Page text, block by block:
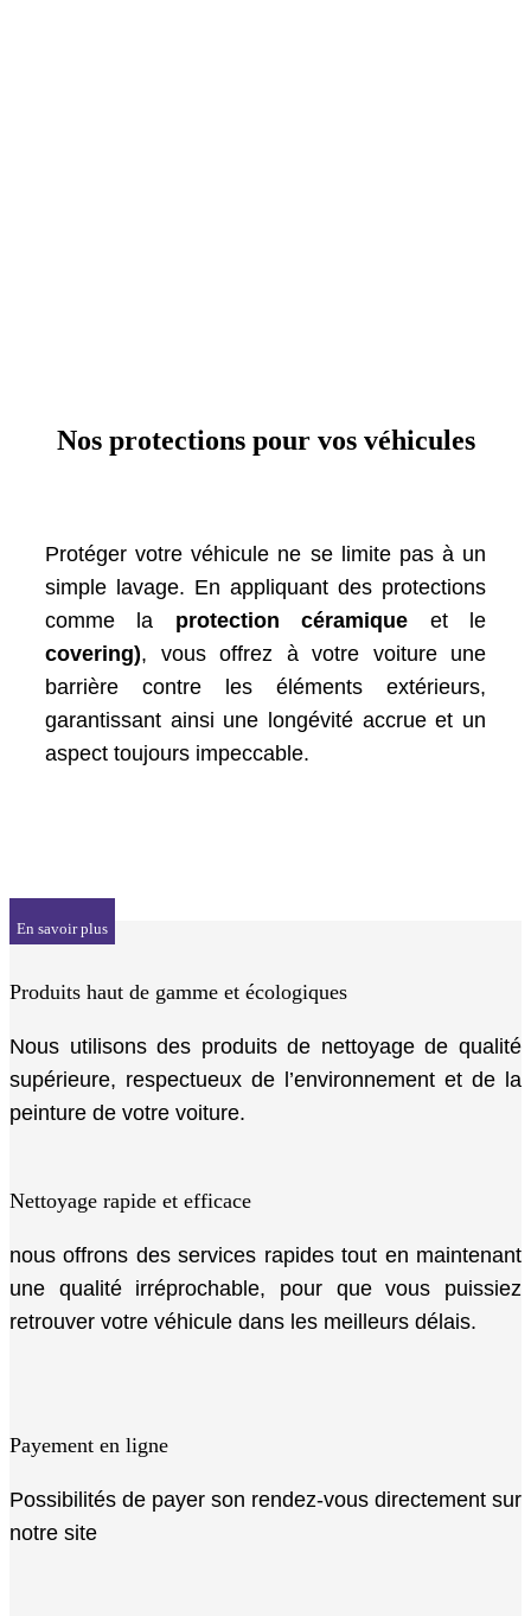
Nos protections pour vos véhicules
Protéger votre véhicule ne se limite pas à un
simple lavage. En appliquant des protections
comme la protection céramique et le
covering), vous offrez à votre voiture une
barrière contre les éléments extérieurs,
garantissant ainsi une longévité accrue et un
aspect toujours impeccable.
En savoir plus
Produits haut de gamme et écologiques
Nous utilisons des produits de nettoyage de qualité
supérieure, respectueux de l’environnement et de la
peinture de votre voiture.
Nettoyage rapide et efficace
nous offrons des services rapides tout en maintenant
une qualité irréprochable, pour que vous puissiez
retrouver votre véhicule dans les meilleurs délais.
Payement en ligne
Possibilités de payer son rendez-vous directement sur
notre site